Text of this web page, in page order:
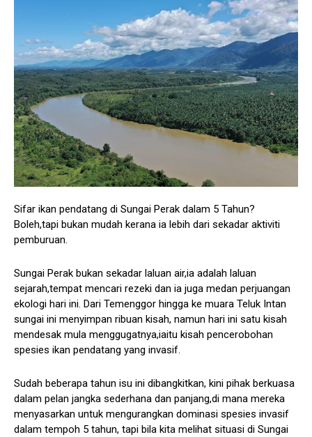
Sifar ikan pendatang di Sungai Perak dalam 5 Tahun?
Boleh,tapi bukan mudah kerana ia lebih dari sekadar aktiviti
pemburuan.
Sungai Perak bukan sekadar laluan air,ia adalah laluan
sejarah,tempat mencari rezeki dan ia juga medan perjuangan
ekologi hari ini. Dari Temenggor hingga ke muara Teluk Intan
sungai ini menyimpan ribuan kisah, namun hari ini satu kisah
mendesak mula menggugatnya,iaitu kisah pencerobohan
spesies ikan pendatang yang invasif.
Sudah beberapa tahun isu ini dibangkitkan, kini pihak berkuasa
dalam pelan jangka sederhana dan panjang,di mana mereka
menyasarkan untuk mengurangkan dominasi spesies invasif
dalam tempoh 5 tahun, tapi bila kita melihat situasi di Sungai